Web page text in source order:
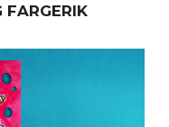
FARGERIK